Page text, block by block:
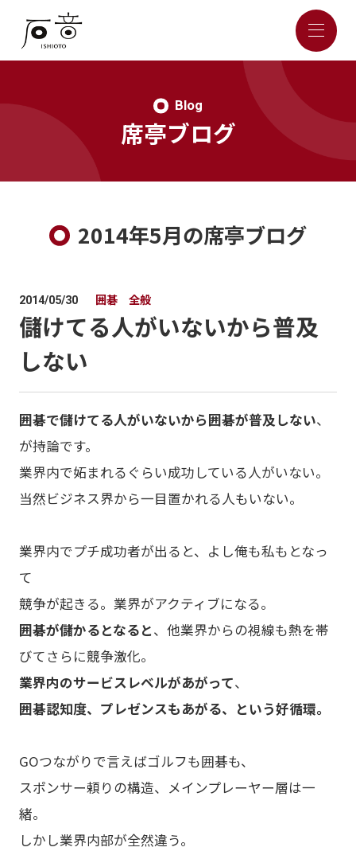
Blog
席亭ブログ
2014年5月の席亭ブログ
2014/05/30 囲碁 全般
儲けてる人がいないから普及
しない
囲碁で儲けてる人がいないから囲碁が普及しない、
が持論です。
業界内で妬まれるぐらい成功している人がいない。
当然ビジネス界から一目置かれる人もいない。
業界内でプチ成功者が出ると、よし俺も私もとなっ
て
競争が起きる。業界がアクティブになる。
囲碁が儲かるとなると、他業界からの視線も熱を帯
びてさらに競争激化。
業界内のサービスレベルがあがって、
囲碁認知度、プレゼンスもあがる、という好循環。
GOつながりで言えばゴルフも囲碁も、
スポンサー頼りの構造、メインプレーヤー層は一
緒。
しかし業界内部が全然違う。